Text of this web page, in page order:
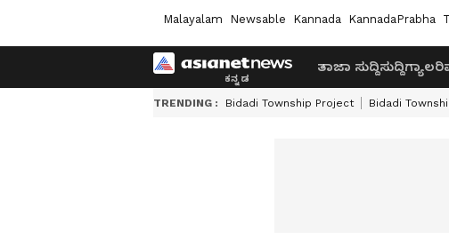
Malayalam Newsable Kannada KannadaPrabha
ತಾಜಾ ಸುದ್ದಿಸುದ್ದಿಗ್ಯಾಲರಿ
TRENDING : Bidadi Township Project Bidadi